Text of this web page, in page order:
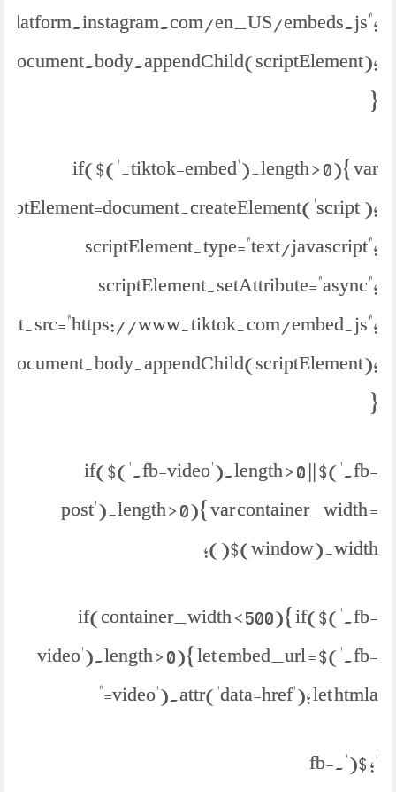
en_US/embeds.js";
document.body.appendChild(scriptElement);
}
if($('.tiktok-embed').length > 0){ var
scriptElement.type="text/javascript";
scriptElement.setAttribute="async";
www.tiktok.com/embed.js";
document.body.appendChild(scriptElement);
}
if($('.fb-video').length > 0 || $('.fb-
post').length > 0){ var container_width =
$(window).width();
if(container_width < 500){ if($('.fb-
video').length > 0){ let embed_url = $('.fb-
video').attr('data-href'); let htmla="
'; $('.fb-